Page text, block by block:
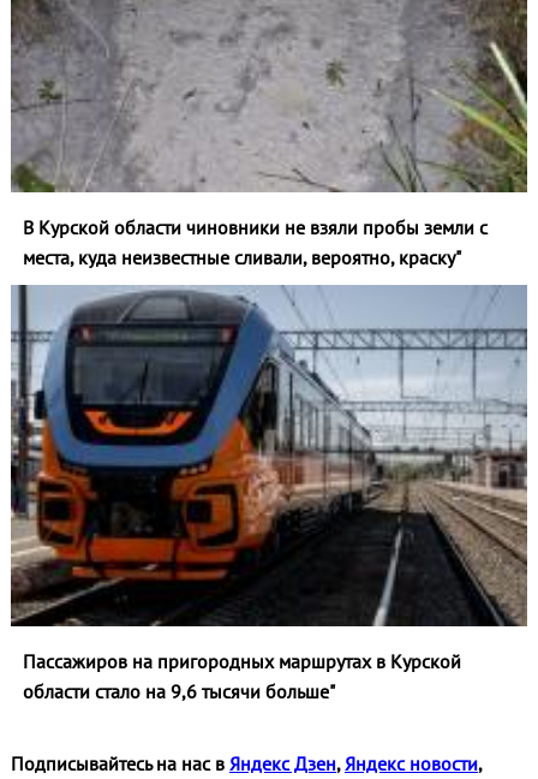
В Курской области чиновники не взяли пробы земли с
места, куда неизвестные сливали, вероятно, краску"
Пассажиров на пригородных маршрутах в Курской
области стало на 9,6 тысячи больше"
Подписывайтесь на нас в Яндекс Дзен, Яндекс новости,